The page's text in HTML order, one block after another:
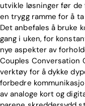
utvikle løsninger før
en trygg ramme for å
Det anbefales å bruke
gang i uken, for
nye aspekter av
Couples Conversation
verktøy for å dykke
forbedre
av analoge kort og